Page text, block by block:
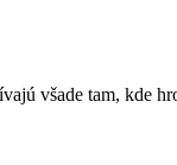
všade tam, kde